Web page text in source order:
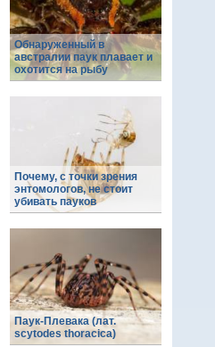
Обнаруженный в
австралии паук плавает и
охотится на рыбу
Почему, с точки зрения
энтомологов, не стоит
убивать пауков
Паук-Плевака (лат.
scytodes thoracica)